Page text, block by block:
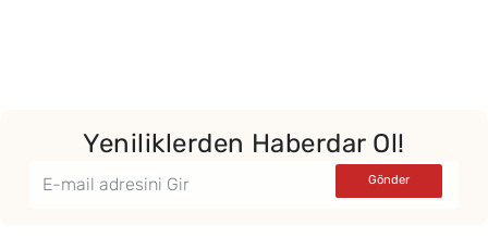
Yeniliklerden Haberdar Ol!